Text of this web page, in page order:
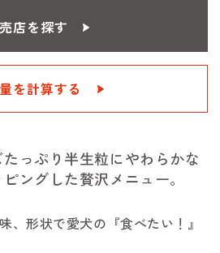
店を探す
を計算する
っぷり半生粒にやわらかな
ングした贅沢メニュー。
、形状で愛犬の『食べたい！』